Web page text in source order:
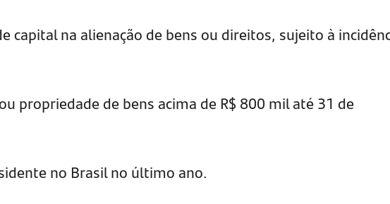
capital na alienação de bens ou direitos, sujeito à
propriedade de bens acima de R$ 800 mil até 31 de
no Brasil no último ano.